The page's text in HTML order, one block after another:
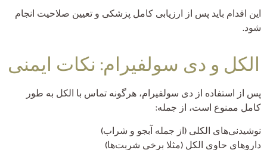
این اقدام باید پس از ارزیابی کامل پزشکی و تعیین صلاحیت انجام
شود.
الکل و دی سولفیرام: نکات ایمنی
پس از استفاده از دی سولفیرام، هرگونه تماس با الکل به طور
کامل ممنوع است، از جمله:
نوشیدنی‌های الکلی (از جمله آبجو و شراب)
داروهای حاوی الکل (مثلا برخی شربت‌ها)